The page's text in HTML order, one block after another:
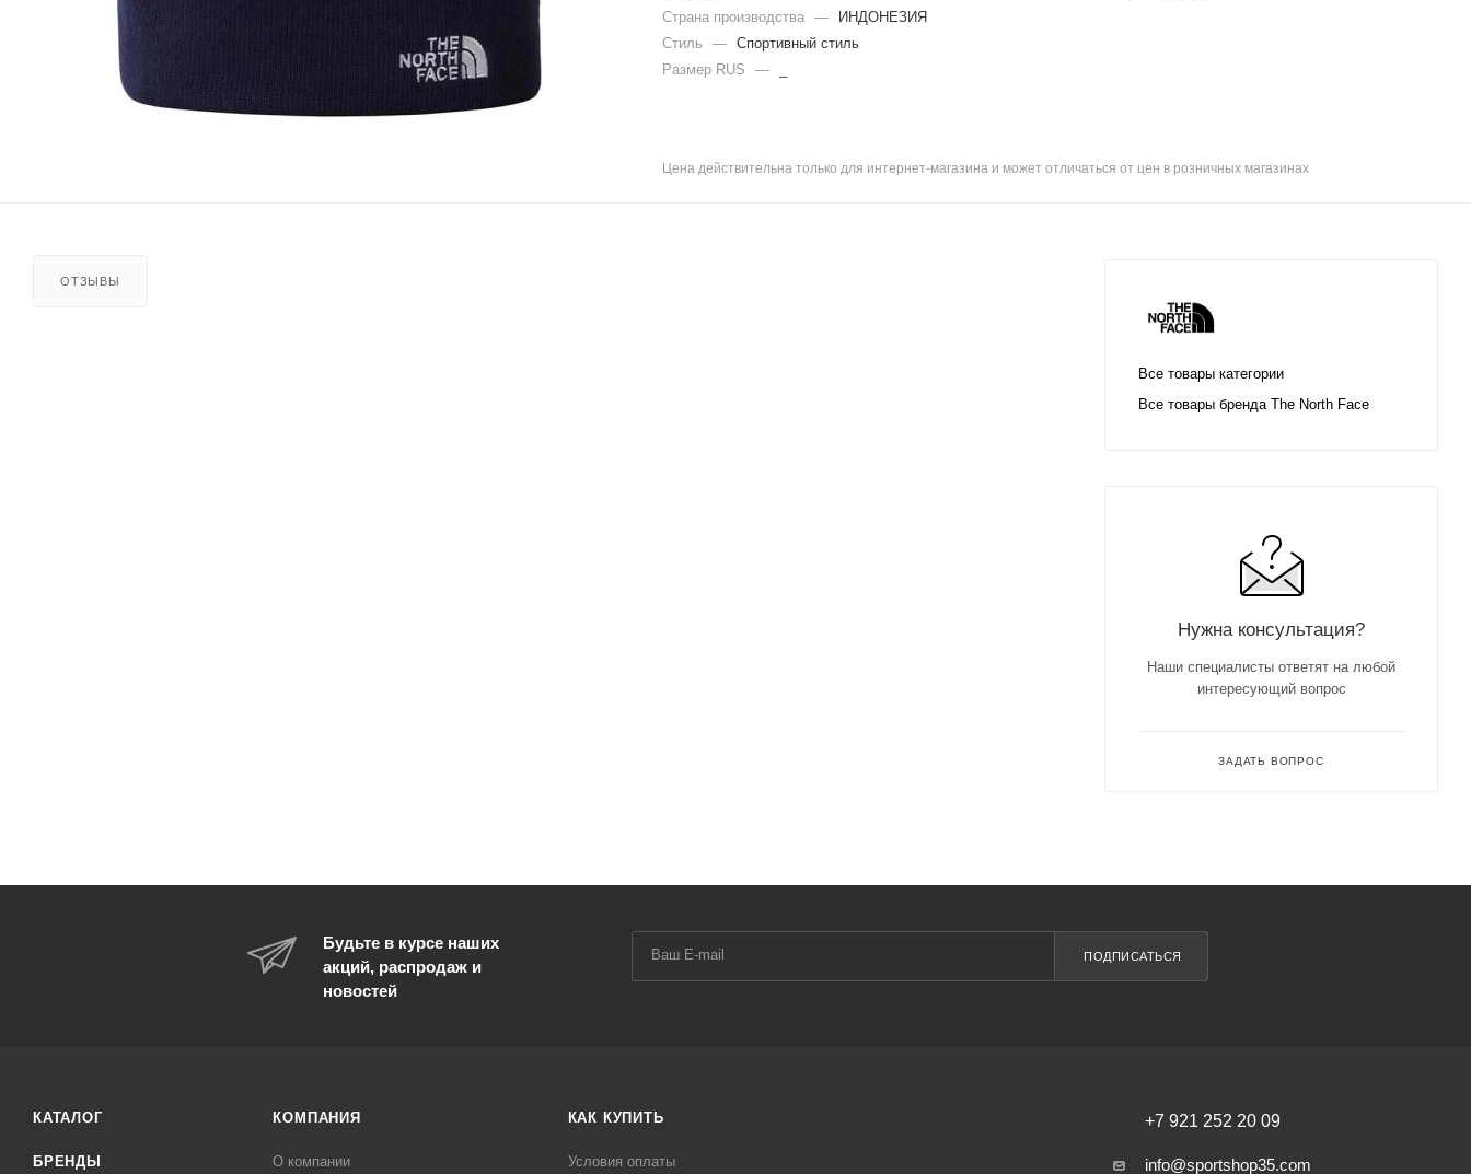
Страна производства
—
ИНДОНЕЗИЯ
Стиль
—
Спортивный стиль
Размер RUS
—
Цена действительна только для интернет-магазина и может отличаться от цен в розничных магазинах
ОТЗЫВЫ
Все товары категории
Все товары бренда The North Face
Нужна консультация?
Наши специалисты ответят на любой
интересующий вопрос
ЗАДАТЬ ВОПРОС
Будьте в курсе наших
акций, распродаж и
новостей
ПОДПИСАТЬСЯ
КАТАЛОГ
БРЕНДЫ
КОМПАНИЯ
О компании
КАК КУПИТЬ
Условия оплаты
+7 921 252 20 09
info@sportshop35.com